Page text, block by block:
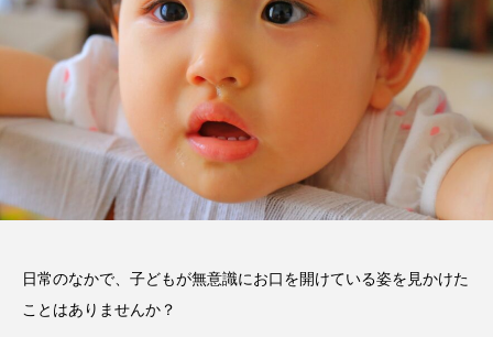
テスト用_東京都おすすめの矯
正歯科の名医28人
2026.06.12
マウスピース型矯正治療後に
保定は必要?リテーナーの装着
期間や時間、注意点も解説
2025.12.07
注目のトピック
おすすめ名医一覧 コラム
マウスピース矯正
日常のなかで、子どもが無意識にお口を開けている姿を見かけた
ことはありませんか？